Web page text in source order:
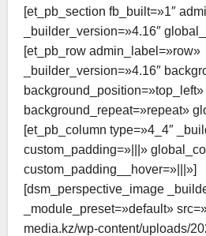
НОВОСТИ
СЕВЕРО-
До +39
идет в СКО
Аннушка уже
— крепкие
Казахстана
приметы
ВЫБОРЫ НОВОСТИ
[et_pb_section fb_built=»1″
_builder_version=»4.16″
[et_pb_row admin_label=»row»
_builder_version=»4.16″
background_position=»top_left»
background_repeat=»repeat»
[et_pb_column type=»4_4″
custom_padding=»|||»
custom_padding__hover=»|||»]
[dsm_perspective_image
_module_preset=»default»
media.kz/wp-content/uploads/